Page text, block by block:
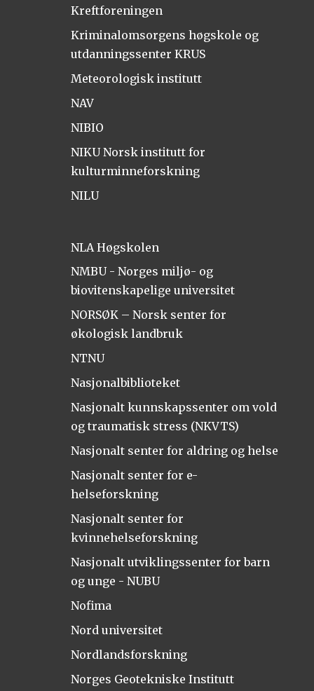
Kreftforeningen
Kriminalomsorgens høgskole og
utdanningssenter KRUS
Meteorologisk institutt
NAV
NIBIO
NIKU Norsk institutt for
kulturminneforskning
NILU
NLA Høgskolen
NMBU - Norges miljø- og
biovitenskapelige universitet
NORSØK – Norsk senter for
økologisk landbruk
NTNU
Nasjonalbiblioteket
Nasjonalt kunnskapssenter om vold
og traumatisk stress (NKVTS)
Nasjonalt senter for aldring og helse
Nasjonalt senter for e-
helseforskning
Nasjonalt senter for
kvinnehelseforskning
Nasjonalt utviklingssenter for barn
og unge - NUBU
Nofima
Nord universitet
Nordlandsforskning
Norges Geotekniske Institutt